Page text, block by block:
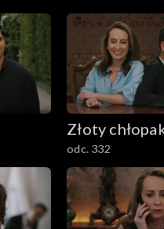
Odcinki
Złoty
odc. 332